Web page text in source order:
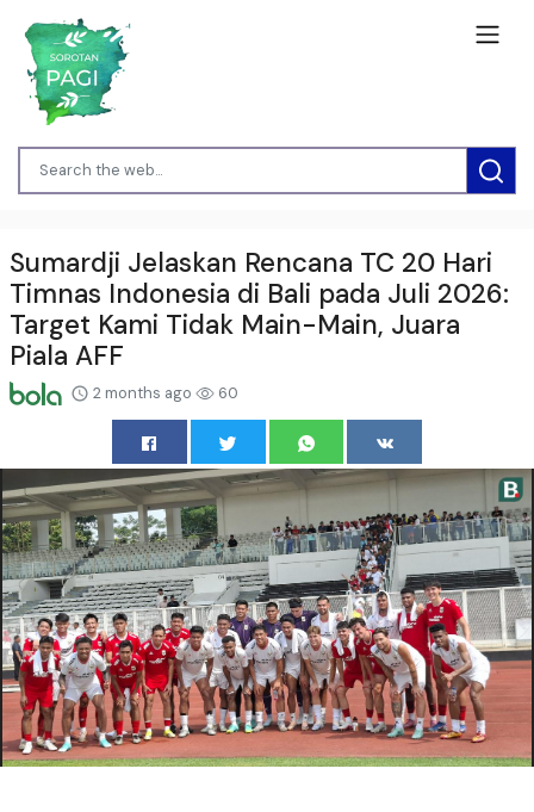
Sumardji Jelaskan Rencana TC 20 Hari
Timnas Indonesia di Bali pada Juli 2026:
Target Kami Tidak Main-Main, Juara
Piala AFF
2 months ago 60